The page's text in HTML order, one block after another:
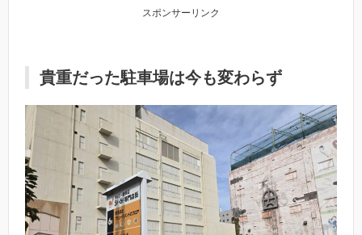
スポンサーリンク
貴重だった駐車場は今も変わらず